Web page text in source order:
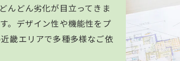
んどん劣化が目立ってきま
。デザイン性や機能性をプ
畿エリアで多種多様なご依